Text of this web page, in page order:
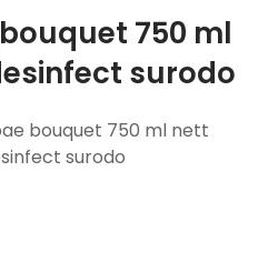
750 ml
surodo
bouquet 750 ml nett
surodo